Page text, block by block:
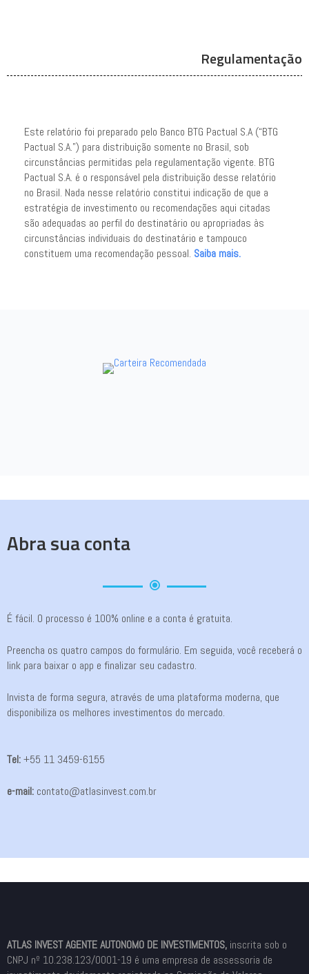
Regulamentação
Este relatório foi preparado pelo Banco BTG Pactual S.A (“BTG
Pactual S.A.”) para distribuição somente no Brasil, sob
circunstâncias permitidas pela regulamentação vigente. BTG
Pactual S.A. é o responsável pela distribuição desse relatório
no Brasil. Nada nesse relatório constitui indicação de que a
estratégia de investimento ou recomendações aqui citadas
são adequadas ao perfil do destinatário ou apropriadas às
circunstâncias individuais do destinatário e tampouco
constituem uma recomendação pessoal. Saiba mais.
Abra sua conta
É fácil. O processo é 100% online e a conta é gratuita.
Preencha os quatro campos do formulário. Em seguida, você receberá o
link para baixar o app e finalizar seu cadastro.
Invista de forma segura, através de uma plataforma moderna, que
disponibiliza os melhores investimentos do mercado.
Tel:+55 11 3459-6155
e-mail: contato@atlasinvest.com.br
ATLAS INVEST AGENTE AUTONOMO DE INVESTIMENTOS, inscrita sob o
CNPJ nº 10.238.123/0001-19 é uma empresa de assessoria de